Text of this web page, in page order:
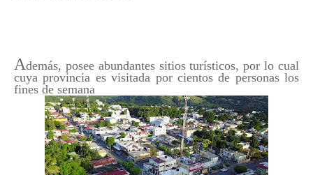
Además, posee abundantes sitios turísticos, por lo cual
cuya provincia es visitada por cientos de personas los
fines de semana